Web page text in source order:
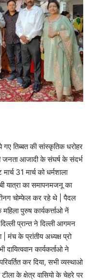
गए तिब्बत की सांस्कृतिक धरोहर
जनता आजादी के संघर्ष के संदर्भ
31 मार्च को धर्मशाला
यात्रा का समापनमजनू का
चोम्फेल कर रहे थे | पैदल
पुरुष कार्यकर्त्ताओ नें
प्रान्त ने दिल्ली आगमन
| मंच के प्रांतीय अध्यक्ष प्रो
दायित्ववान कार्यकर्ताओ ने
कर दिया, सभी व्यस्थाओ
के क्षेत्र वासियो के चेहरे पर